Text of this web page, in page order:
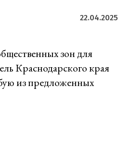
22.04.2025
зон для
Краснодарского края
из предложенных